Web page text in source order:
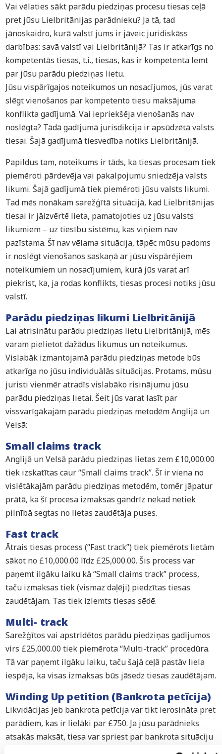
Vai vēlaties sākt parādu piedziņas procesu tiesas ceļā
pret jūsu Lielbritānijas parādnieku? Ja tā, tad
jānoskaidro, kurā valstī jums ir jāveic juridiskāss
darbības: savā valstī vai Lielbritānijā? Tas ir atkarīgs no
kompetentās tiesas, t.i., tiesas, kas ir kompetenta lemt
par jūsu parādu piedziņas lietu.
Jūsu vispārīgajos noteikumos un nosacījumos, jūs varat
slēgt vienošanos par kompetento tiesu maksājuma
konflikta gadījumā. Vai iepriekšēja vienošanās nav
noslēgta? Tādā gadījumā jurisdikcija ir apsūdzētā valsts
tiesai. Šajā gadījumā tiesvedība notiks Lielbritānijā.
Papildus tam, noteikums ir tāds, ka tiesas procesam tiek
piemēroti pārdevēja vai pakalpojumu sniedzēja valsts
likumi. Šajā gadījumā tiek piemēroti jūsu valsts likumi.
Tad mēs nonākam sarežģītā situācijā, kad Lielbritānijas
tiesai ir jāizvērtē lieta, pamatojoties uz jūsu valsts
likumiem – uz tiesību sistēmu, kas viņiem nav
pazīstama. Šī nav vēlama situācija, tāpēc mūsu padoms
ir noslēgt vienošanos saskaņā ar jūsu vispārējiem
noteikumiem un nosacījumiem, kurā jūs varat arī
piekrist, ka, ja rodas konflikts, tiesas procesi notiks jūsu
valstī.
Parādu piedziņas likumi Lielbritānijā
Lai atrisinātu parādu piedziņas lietu Lielbritānijā, mēs
varam pielietot dažādus likumus un noteikumus.
Vislabāk izmantojamā parādu piedziņas metode būs
atkarīga no jūsu individuālās situācijas. Protams, mūsu
juristi vienmēr atradīs vislabāko risinājumu jūsu
parādu piedziņas lietai. Šeit jūs varat lasīt par
vissvarīgākajām parādu piedziņas metodēm Anglijā un
Velsā:
Small claims track
Anglijā un Velsā parādu piedziņas lietas zem £10,000.00
tiek izskatītas caur “Small claims track”. Šī ir viena no
vislētākajām parādu piedziņas metodēm, tomēr jāpatur
prātā, ka šī procesa izmaksas gandrīz nekad netiek
pilnībā segtas no lietas zaudētāja puses.
Fast track
Ātrais tiesas process (“Fast track”) tiek piemērots lietām
sākot no £10,000.00 līdz £25,000.00. Šis process var
paņemt ilgāku laiku kā “Small claims track” process,
taču izmaksas tiek (vismaz daļēji) piedzītas tiesas
zaudētājam. Tas tiek izlemts tiesas sēdē.
Multi- track
Sarežģītos vai apstrīdētos parādu piedziņas gadījumos
virs £25,000.00 tiek piemērota “Multi-track” procedūra.
Tā var paņemt ilgāku laiku, taču šajā ceļā pastāv liela
iespēja, ka visas izmaksas būs jāsedz tiesas zaudētājam.
Winding Up petition (Bankrota petīcija)
Likvidācijas jeb bankrota petīcija var tikt ierosināta pret
parādiem, kas ir lielāki par £750. Ja jūsu parādnieks
atsakās maksāt, tiesa var spriest par bankrota situāciju
un parādnieka mantas atsavināšanu, lai tās vērtība